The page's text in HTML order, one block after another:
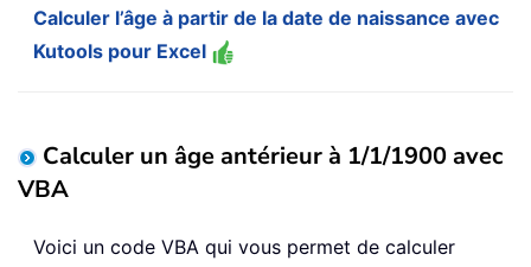
Calculer l’âge à partir de la date de naissance avec
Kutools pour Excel
Calculer un âge antérieur à 1/1/1900 avec
VBA
Voici un code VBA qui vous permet de calculer